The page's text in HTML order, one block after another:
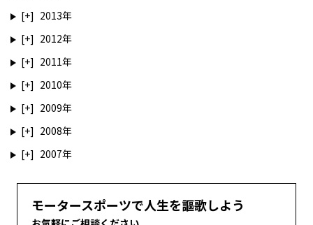
2013
2012
2011
2010
2009
2008
2007
モータースポーツで人生を謳歌しよう